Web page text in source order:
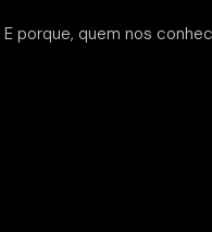
porque, quem nos